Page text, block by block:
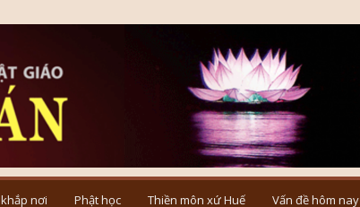
nơi Phật học Thiền môn xứ Huế Vấn đề hôm nay